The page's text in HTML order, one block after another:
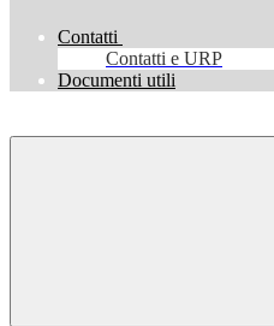
Contatti
Contatti e URP
Documenti utili